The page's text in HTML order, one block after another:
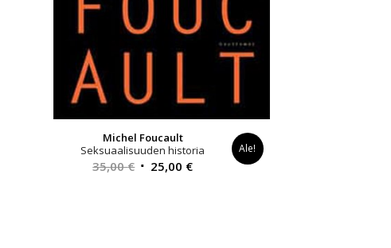
Michel Foucault
Seksuaalisuuden historia
35,00€ Alkuperäinen
25,00 €Nykyinen
Ale!